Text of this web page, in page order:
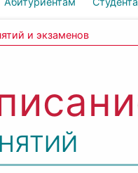
и экзаменов